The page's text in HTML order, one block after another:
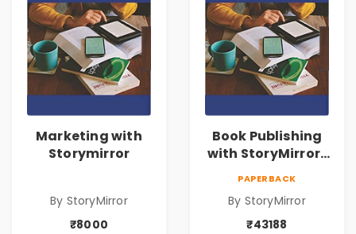
Marketing with
Storymirror
By StoryMirror
₹8000
Book Publishing
with StoryMirror |
PAPERBACK
By StoryMirror
₹43188